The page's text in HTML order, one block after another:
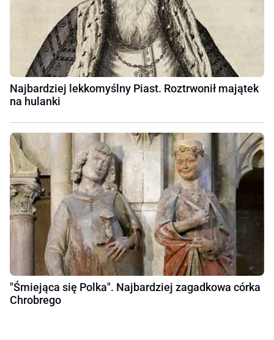
Najbardziej lekkomyślny Piast. Roztrwonił majątek
na hulanki
"Śmiejąca się Polka". Najbardziej zagadkowa córka
Chrobrego